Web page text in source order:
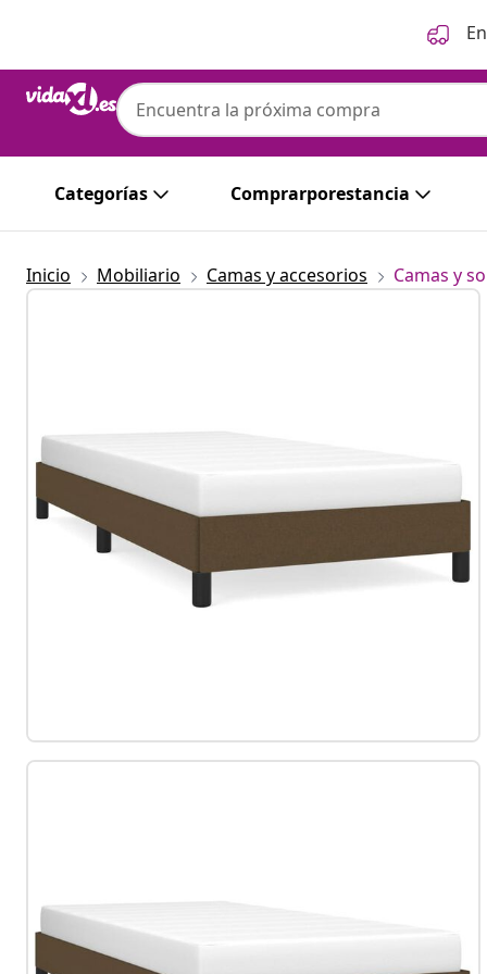
Categorías Comprarporestancia
Inicio Mobiliario Camas y accesorios Camas y